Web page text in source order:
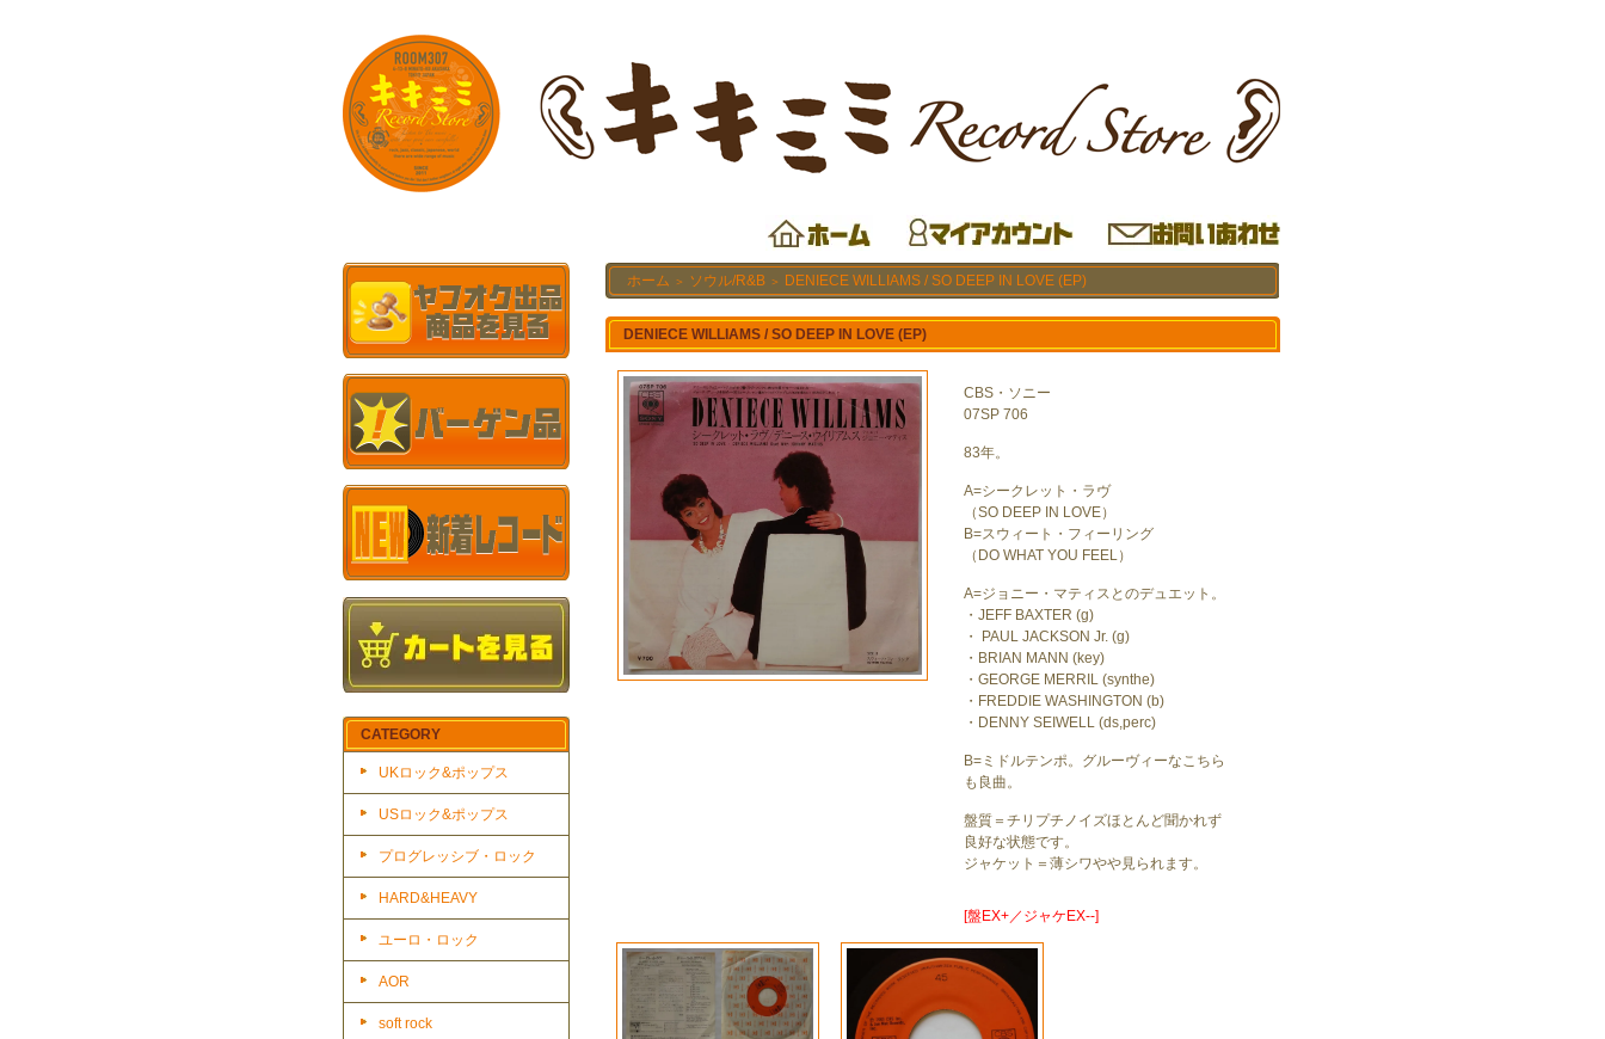
CATEGORY
UKロック&ポップス
USロック&ポップス
プログレッシブ・ロック
HARD&HEAVY
ユーロ・ロック
AOR
soft rock
ホーム ＞ ソウル/R&B ＞ DENIECE WILLIAMS / SO DEEP IN LOVE (EP)
DENIECE WILLIAMS / SO DEEP IN LOVE (EP)
CBS・ソニー
07SP 706
83年。
A=シークレット・ラヴ
（SO DEEP IN LOVE）
B=スウィート・フィーリング
（DO WHAT YOU FEEL）
A=ジョニー・マティスとのデュエット。
・JEFF BAXTER (g)
・ PAUL JACKSON Jr. (g)
・BRIAN MANN (key)
・GEORGE MERRIL (synthe)
・FREDDIE WASHINGTON (b)
・DENNY SEIWELL (ds,perc)
B=ミドルテンポ。グルーヴィーなこちら
も良曲。
盤質＝チリプチノイズほとんど聞かれず
良好な状態です。
ジャケット＝薄シワやや見られます。
[盤EX+／ジャケEX--]